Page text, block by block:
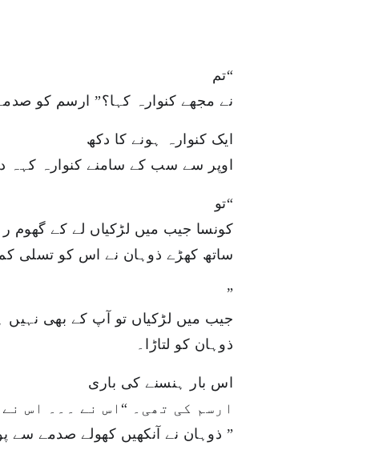
“تم
نے مجھے کنوارہ کہا؟” ارسم کو
ایک کنوارہ ہونے کا دکھ
اوپر سے سب کے سامنے کنوارہ کہہ
“تو
کونسا جیب میں لڑکیاں لے کے گھوم
ساتھ کھڑے ذوہان نے اس کو تسلی کم
”
جیب میں لڑکیاں تو آپ کے بھی
ذوہان کو لتاڑا۔
اس بار ہنسنے کی باری
ارسم کی تھی۔ “اس نے ۔۔۔ اس
” ذوہان نے آنکھیں کھولے صدمے سے